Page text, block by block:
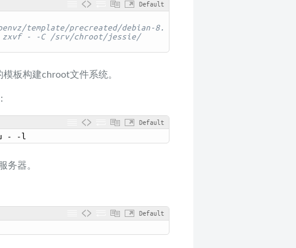
Default
template/precreated/debian-8.
zxvf - -C /srv/chroot/jessie/
板构建chroot文件系统。
Default
- - l
务器。
Default